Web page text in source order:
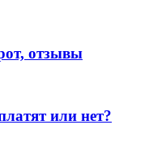
отзывы
или нет?